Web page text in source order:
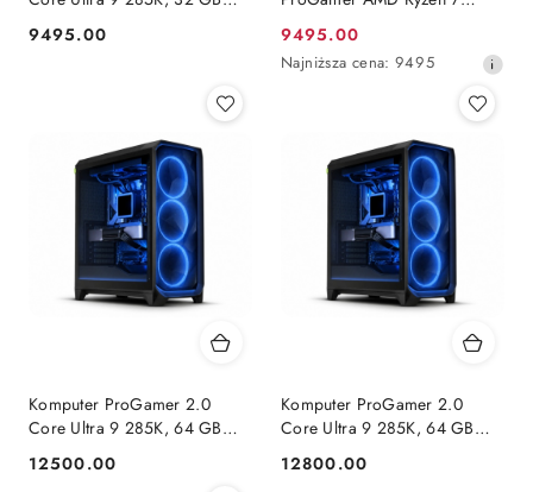
XT, WINDOWS 11
Cena:
9495.00
NVMe 32 GB RAM Windows
11 Pro
Cena
promocyjna:
9495.00
Najniższa
Najniższa cena: 9495
Komputer ProGamer 2.0
Core Ultra 9 285K, 64 GB
RAM, 2 TB SSD, RTX™ 5070,
WINDOWS 11
Cena:
12500.00
Komputer ProGamer 2.0
Core Ultra 9 285K, 64 GB
RAM, 2 TB SSD, RX™ 9070
XT, WINDOWS 11
Cena:
12800.00